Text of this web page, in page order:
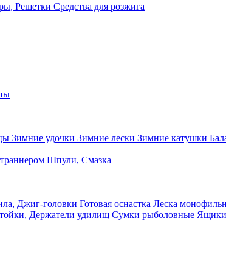
Решетки Средства для розжига
Зимние удочки Зимние лески Зимние катушки
Шпули, Смазка
Джиг-головки Готовая оснастка Леска
Держатели удилищ Сумки рыболовные